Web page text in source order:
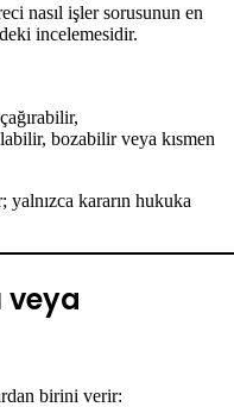
nasıl işler sorusunun en
incelemesidir.
bozabilir veya kısmen
yalnızca kararın hukuka
veya
birini verir: